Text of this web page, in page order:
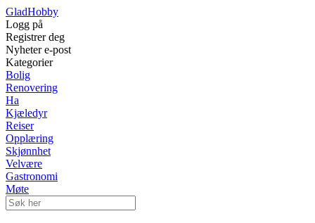
GladHobby
Logg på
Registrer deg
Nyheter e-post
Kategorier
Bolig
Renovering
Ha
Kjæledyr
Reiser
Opplæring
Skjønnhet
Velvære
Gastronomi
Møte